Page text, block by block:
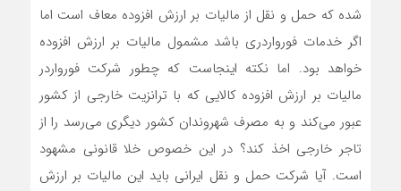
شده که حمل و نقل از مالیات بر ارزش افزوده معاف است اما
اگر خدمات فورواردری باشد مشمول مالیات بر ارزش افزوده
خواهد بود. اما نکته اینجاست که چطور شرکت فورواردر
مالیات بر ارزش افزوده کالایی که با ترانزیت خارجی از کشور
عبور می‌کند و به مصرف شهروندان کشور دیگری می‌رسد را از
تاجر خارجی اخذ کند؟ در این خصوص خلا قانونی مشهود
است. آیا شرکت حمل و نقل ایرانی باید این مالیات بر ارزش